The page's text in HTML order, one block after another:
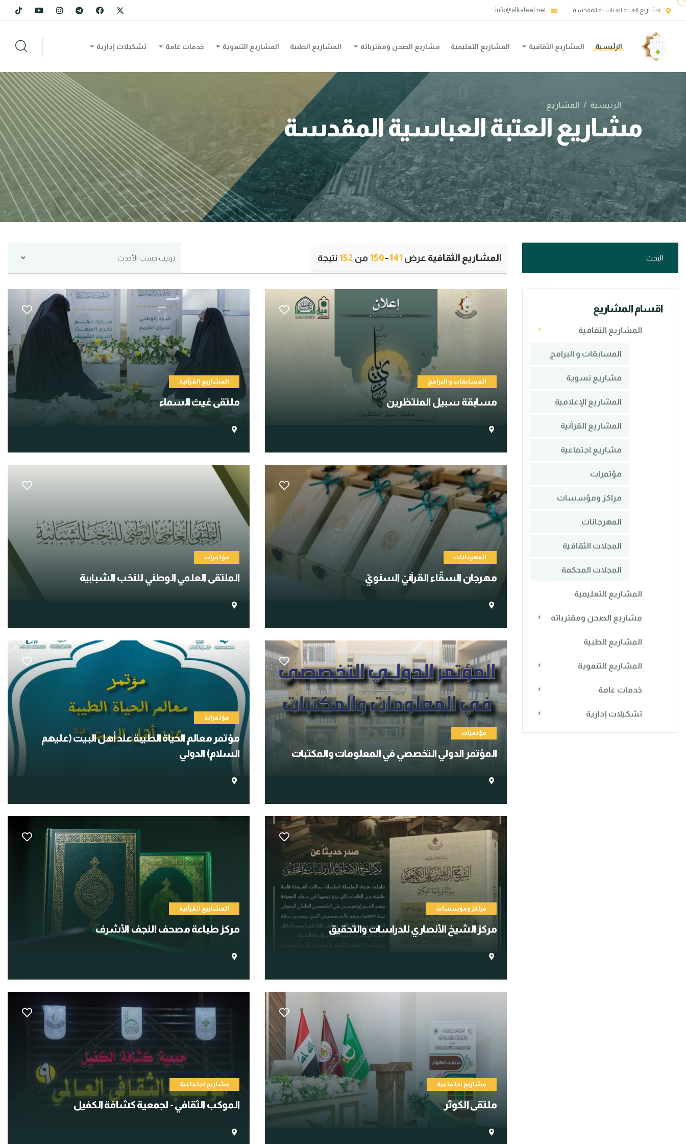
مشاريع العتبة العباسية المقدسة info@alkafeel.net
الرئيسية المشاريع الثقافية المشاريع التعليمية مشاريع الصحن ومقترباته المشاريع الطبية المشاريع التنموية خدمات عامة تشكيلات إدارية
الرئيسية / المشاريع
مشاريع العتبة العباسية المقدسة
اقسام المشاريع
المشاريع الثقافية
المسابقات و البرامج
مشاريع نسوية
المشاريع الإعلامية
المشاريع القرآنية
مشاريع اجتماعية
مؤتمرات
مراكز ومؤسسات
المهرجانات
المجلات الثقافية
المجلات المحكمة
المشاريع التعليمية
مشاريع الصحن ومقترباته
المشاريع الطبية
المشاريع التنموية
خدمات عامة
تشكيلات إدارية
المشاريع الثقافية عرض 141
–
150 من 152 نتيجة ترتيب حسب الأحدث
المسابقات و البرامج
مسابقة سبيل المنتظرين
المشاريع القرآنية
ملتقى غيث السماء
المهرجانات
مهرجان السقّاء القرآنيّ السنويّ
مؤتمرات
الملتقى العلمي الوطني للنخب الشبابية
مؤتمرات
المؤتمر الدولي التخصصي في المعلومات والمكتبات
مؤتمرات
مؤتمر معالم الحياة الطيبة عند أهل البيت (عليهم
السلام) الدولي
مراكز ومؤسسات
مركز الشيخ الأنصاري للدراسات والتحقيق
المشاريع القرآنية
مركز طباعة مصحف النجف الأشرف
مشاريع اجتماعية
ملتقى الكوثر
مشاريع اجتماعية
الموكب الثقافي - لجمعية كشافة الكفيل